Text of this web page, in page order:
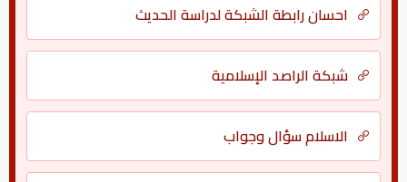
احسان رابطة الشبكة لدراسة الحديث
شبكة الراصد الإسلامية
الاسلام سؤال وجواب